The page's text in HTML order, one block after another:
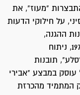
"מעוז", את
על חילוקי הדעות
ההגנה,
ההתפתחויות שהתרחשו בין השנים 1973-1968, ניתוח
תובנות
עוסק במבצע "אבירי
המתמיד מהכרזת